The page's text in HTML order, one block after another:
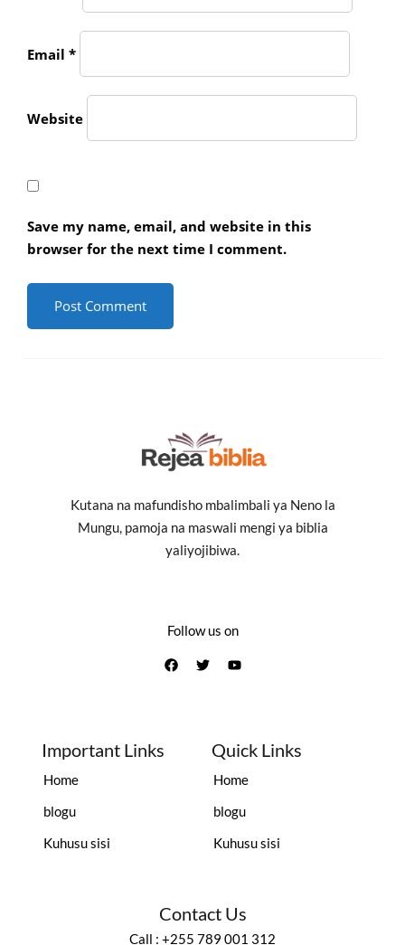
Email *
Website
Save my name, email, and website in this
browser for the next time I comment.
Kutana na mafundisho mbalimbali ya Neno la
Mungu, pamoja na maswali mengi ya biblia
yaliyojibiwa.
Follow us on
Important Links
Home
blogu
Kuhusu sisi
Quick Links
Home
blogu
Kuhusu sisi
Contact Us
Call : +255 789 001 312